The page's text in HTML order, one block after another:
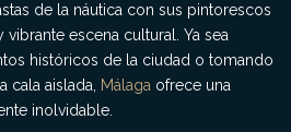
de la náutica con sus pintorescos
escena cultural. Ya sea
históricos de la ciudad o tomando
cala aislada,
Málaga ofrece una
inolvidable.